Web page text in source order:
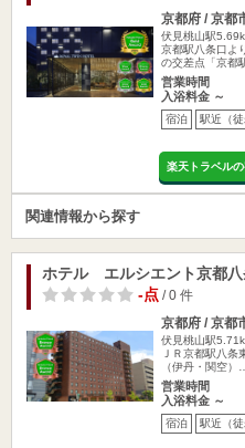
京都府 / 京都
伏見桃山駅
京都駅八条口よ
の交差点「京都
営業時間
入浴料金 ～
宿泊 駅近（徒
楽天トラベル
関連情報から探す
ホテル エルシエント京都八
-点/ 0 件
京都府 / 京都
伏見桃山駅
ＪＲ京都駅八
（伊丹・関空）…
営業時間
入浴料金 ～
宿泊 駅近（徒